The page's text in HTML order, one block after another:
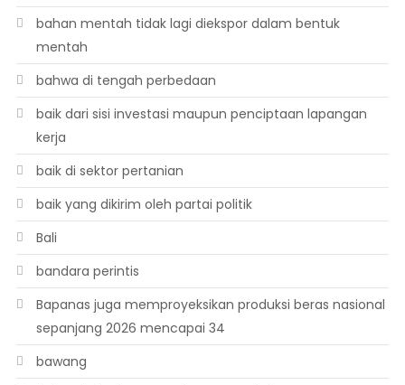
bahan mentah tidak lagi diekspor dalam bentuk
mentah
bahwa di tengah perbedaan
baik dari sisi investasi maupun penciptaan lapangan
kerja
baik di sektor pertanian
baik yang dikirim oleh partai politik
Bali
bandara perintis
Bapanas juga memproyeksikan produksi beras nasional
sepanjang 2026 mencapai 34
bawang